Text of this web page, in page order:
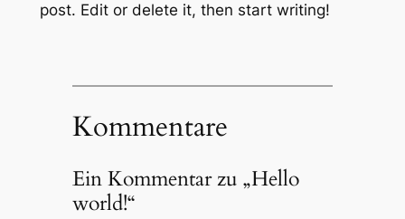
post. Edit or delete it, then start writing!
Kommentare
Ein Kommentar zu „Hello
world!“